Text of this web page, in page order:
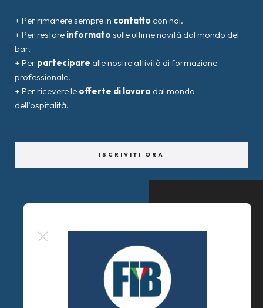
+ Per rimanere sempre in contatto con noi.
+ Per restare informato sulle ultime novità dal mondo del
bar.
+ Per partecipare alle nostre attività di formazione
professionale.
+ Per ricevere le offerte di lavoro dal mondo
dell’ospitalità.
ISCRIVITI ORA
© F.I.B Academy Sardegna ® 2025